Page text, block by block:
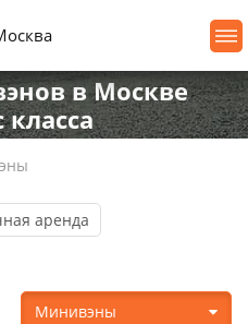
в Москве
класса
аренда
Минивэны